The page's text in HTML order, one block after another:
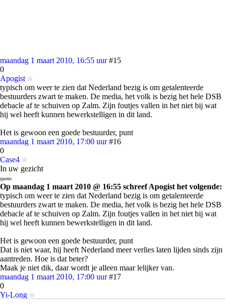
maandag 1 maart 2010, 16:55 uur #15
0
Apogist
typisch om weer te zien dat Nederland bezig is om getalenteerde
bestuurders zwart te maken. De media, het volk is bezig het hele DSB
debacle af te schuiven op Zalm. Zijn foutjes vallen in het niet bij wat
hij wel heeft kunnen bewerkstelligen in dit land.
Het is gewoon een goede bestuurder, punt
maandag 1 maart 2010, 17:00 uur #16
0
Case4
In uw gezicht
quote:
Op maandag 1 maart 2010 @ 16:55 schreef Apogist het volgende:
typisch om weer te zien dat Nederland bezig is om getalenteerde
bestuurders zwart te maken. De media, het volk is bezig het hele DSB
debacle af te schuiven op Zalm. Zijn foutjes vallen in het niet bij wat
hij wel heeft kunnen bewerkstelligen in dit land.
Het is gewoon een goede bestuurder, punt
Dat is niet waar, hij heeft Nederland meer verlies laten lijden sinds zijn
aantreden. Hoe is dat beter?
Maak je niet dik, daar wordt je alleen maar lelijker van.
maandag 1 maart 2010, 17:00 uur #17
0
Yi-Long